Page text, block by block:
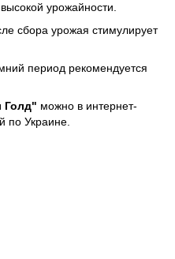
урожайности.
сбора урожая стимулирует
период рекомендуется
Голд" можно в интернет-
по Украине.